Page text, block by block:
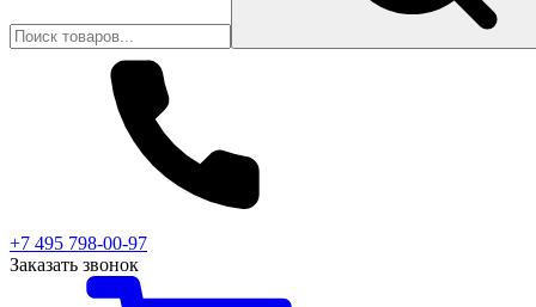
+7 495 798-00-97
Заказать звонок